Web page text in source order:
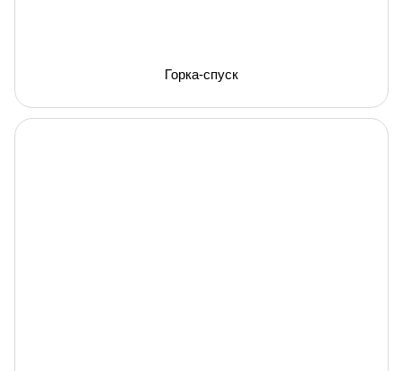
Горка-спуск